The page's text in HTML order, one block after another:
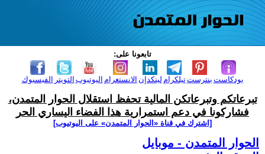
تابعونا على:
الفيسبوك التويتر اليوتيوب الانستغرام لينكدإن تيلكرامبنترست بودكاست
تبرعاتكم وتبرعاتكن المالية تحفظ استقلال الحوار المتمدن،
فشاركونا في دعم استمرارية هذا الفضاء اليساري الحر
[اشترك في قناة ‫«الحوار المتمدن» على اليوتيوب]
الحوار المتمدن - موبايل